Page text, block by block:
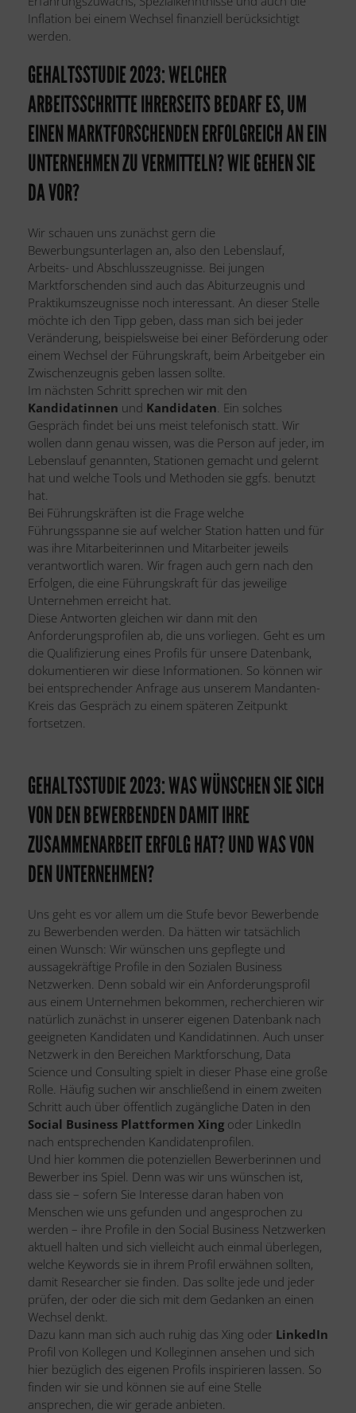
Inflation bei einem Wechsel finanziell berücksichtigt
werden.
GEHALTSSTUDIE 2023: WELCHER
ARBEITSSCHRITTE IHRERSEITS BEDARF ES, UM
EINEN MARKTFORSCHENDEN ERFOLGREICH AN EIN
UNTERNEHMEN ZU VERMITTELN? WIE GEHEN SIE
DA VOR?
Wir schauen uns zunächst gern die
Bewerbungsunterlagen an, also den Lebenslauf,
Arbeits- und Abschlusszeugnisse. Bei jungen
Marktforschenden sind auch das Abiturzeugnis und
Praktikumszeugnisse noch interessant. An dieser Stelle
möchte ich den Tipp geben, dass man sich bei jeder
Veränderung, beispielsweise bei einer Beförderung oder
einem Wechsel der Führungskraft, beim Arbeitgeber ein
Zwischenzeugnis geben lassen sollte.
Im nächsten Schritt sprechen wir mit den
Kandidatinnen und Kandidaten . Ein solches
Gespräch findet bei uns meist telefonisch statt. Wir
wollen dann genau wissen, was die Person auf jeder, im
Lebenslauf genannten, Stationen gemacht und gelernt
hat und welche Tools und Methoden sie ggfs. benutzt
hat.
Bei Führungskräften ist die Frage welche
Führungsspanne sie auf welcher Station hatten und für
was ihre Mitarbeiterinnen und Mitarbeiter jeweils
verantwortlich waren. Wir fragen auch gern nach den
Erfolgen, die eine Führungskraft für das jeweilige
Unternehmen erreicht hat.
Diese Antworten gleichen wir dann mit den
Anforderungsprofilen ab, die uns vorliegen. Geht es um
die Qualifizierung eines Profils für unsere Datenbank,
dokumentieren wir diese Informationen. So können wir
bei entsprechender Anfrage aus unserem Mandanten-
Kreis das Gespräch zu einem späteren Zeitpunkt
fortsetzen.
GEHALTSSTUDIE 2023: WAS WÜNSCHEN SIE SICH
VON DEN BEWERBENDEN DAMIT IHRE
ZUSAMMENARBEIT ERFOLG HAT? UND WAS VON
DEN UNTERNEHMEN?
Uns geht es vor allem um die Stufe bevor Bewerbende
zu Bewerbenden werden. Da hätten wir tatsächlich
einen Wunsch: Wir wünschen uns gepflegte und
aussagekräftige Profile in den Sozialen Business
Netzwerken. Denn sobald wir ein Anforderungsprofil
aus einem Unternehmen bekommen, recherchieren wir
natürlich zunächst in unserer eigenen Datenbank nach
geeigneten Kandidaten und Kandidatinnen. Auch unser
Netzwerk in den Bereichen Marktforschung, Data
Science und Consulting spielt in dieser Phase eine große
Rolle. Häufig suchen wir anschließend in einem zweiten
Schritt auch über öffentlich zugängliche Daten in den
Social Business Plattformen Xing oder LinkedIn
nach entsprechenden Kandidatenprofilen.
Und hier kommen die potenziellen Bewerberinnen und
Bewerber ins Spiel. Denn was wir uns wünschen ist,
dass sie – sofern Sie Interesse daran haben von
Menschen wie uns gefunden und angesprochen zu
werden – ihre Profile in den Social Business Netzwerken
aktuell halten und sich vielleicht auch einmal überlegen,
welche Keywords sie in ihrem Profil erwähnen sollten,
damit Researcher sie finden. Das sollte jede und jeder
prüfen, der oder die sich mit dem Gedanken an einen
Wechsel denkt.
Dazu kann man sich auch ruhig das Xing oder LinkedIn
Profil von Kollegen und Kolleginnen ansehen und sich
hier bezüglich des eigenen Profils inspirieren lassen. So
finden wir sie und können sie auf eine Stelle
ansprechen, die wir gerade anbieten.